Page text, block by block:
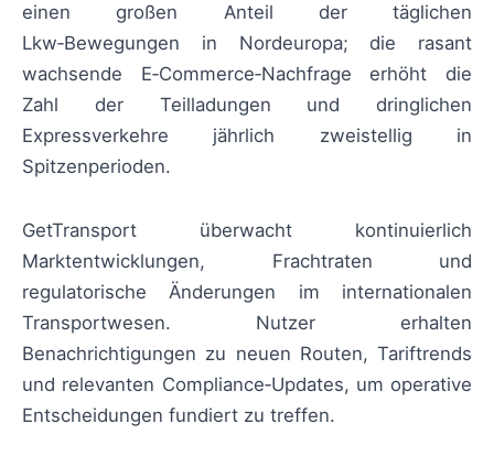
einen großen Anteil der täglichen
Lkw‑Bewegungen in Nordeuropa; die rasant
wachsende E‑Commerce‑Nachfrage erhöht die
Zahl der Teilladungen und dringlichen
Expressverkehre jährlich zweistellig in
Spitzenperioden.
GetTransport überwacht kontinuierlich
Marktentwicklungen, Frachtraten und
regulatorische Änderungen im internationalen
Transportwesen. Nutzer erhalten
Benachrichtigungen zu neuen Routen, Tariftrends
und relevanten Compliance‑Updates, um operative
Entscheidungen fundiert zu treffen.